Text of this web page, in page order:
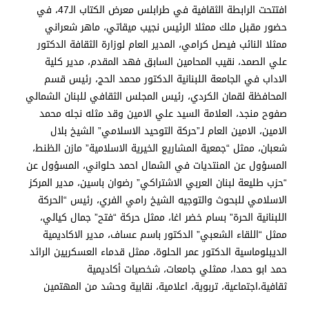
افتتحت الرابطة الثقافية في طرابلس معرض الكتاب الـ47، في
حضور مقبل ملك ممثلا الرئيس نجيب ميقاتي، ماهر شعراني
ممثلا النائب فيصل كرامي، المدير العام لوزارة الثقافة الدكتور
علي الصمد، نقيب المحامين السابق فهد المقدم، مدير كلية
الاداب في الجامعة اللبنانية الدكتور محمد الحج، رئيس قسم
المحافظة لقمان الكردي، رئيس المجلس الثقافي للبنان الشمالي
صفوح منجد، العلامة السيد علي الامين وقد مثله نجله محمد
الامين، الامين العام لـ”حركة التوحيد الاسلامي” الشيخ بلال
شعبان، ممثل “جمعية المشاريع الخيرية الاسلامية” مازن الظنط،
المسؤول عن المنتديات في الشمال احمد حلواني، المسؤول عن
“حزب طليعة لبنان العربي الاشتراكي” رضوان باسين، مدير المركز
الاسلامي للبحوث والتوجيه الشيخ رامي الفري، رئيس “الحركة
اللبنانية الحرة” بسام خضر اغا، ممثل حركة “فتح” جمال كيالي،
ممثل “اللقاء الشعبي” الدكتور باسم عساف، مدير الاكاديمية
الديبلوماسية الدكتور عمر الحلوة، ممثل قدماء العسكريين الرائد
حمد ابو حمدا، ممثلي جامعات، شخصيات أكاديمية
ثقافية،اجتماعية، تربوية، اعلامية، نقابية وحشد من المهتمين